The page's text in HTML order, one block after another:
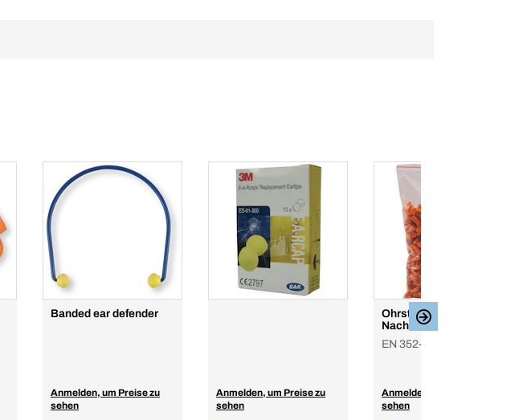
Banded ear defender
Anmelden, um Preise zu
sehen
Anmelden, um Preise zu
sehen
Ohrstöpsel
Nachfüllpackung
EN 352-2, 300 Paar
Anmelden, um Preise zu
sehen